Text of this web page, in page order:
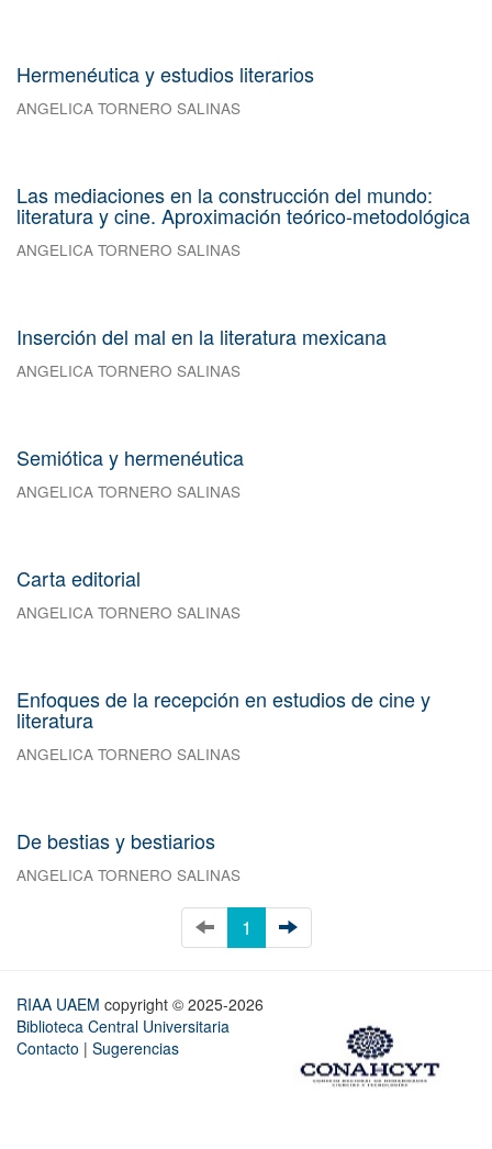
Hermenéutica y estudios literarios
ANGELICA TORNERO SALINAS
Las mediaciones en la construcción del mundo:
literatura y cine. Aproximación teórico-metodológica
ANGELICA TORNERO SALINAS
Inserción del mal en la literatura mexicana
ANGELICA TORNERO SALINAS
Semiótica y hermenéutica
ANGELICA TORNERO SALINAS
Carta editorial
ANGELICA TORNERO SALINAS
Enfoques de la recepción en estudios de cine y
literatura
ANGELICA TORNERO SALINAS
De bestias y bestiarios
ANGELICA TORNERO SALINAS
1
RIAA UAEM copyright © 2025-2026
Biblioteca Central Universitaria
Contacto | Sugerencias